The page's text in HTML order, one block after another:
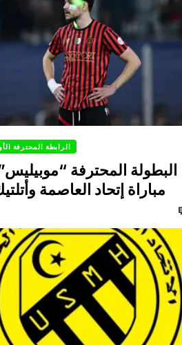
الرابطة المحترفة
البطولة المحترفة
مباراة إتحاد العاصمة